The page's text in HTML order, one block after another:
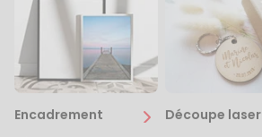
Encadrement Découpe laser